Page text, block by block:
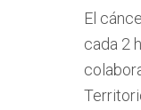
El
cada 2